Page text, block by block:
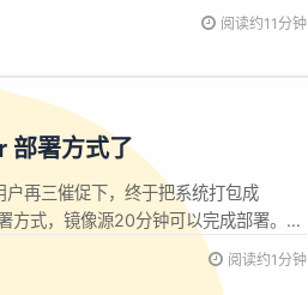
源库表结构 专业版同步更新欢迎下载
阅读约11分钟
部署方式了
再三催促下，终于把系统打包成
式，镜像源20分钟可以完成部署。
获取deploy文件，操作简单，根据文档
新版本功能，支持平台配置和logo替
阅读约1分钟